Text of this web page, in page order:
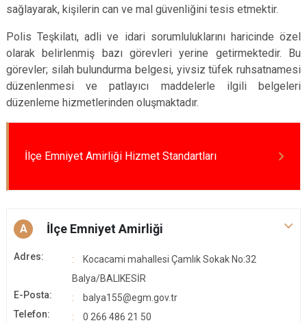
sağlayarak, kişilerin can ve mal güvenliğini tesis etmektir.
Polis Teşkilatı, adli ve idari sorumluluklarını haricinde özel
olarak belirlenmiş bazı görevleri yerine getirmektedir. Bu
görevler; silah bulundurma belgesi, yivsiz tüfek ruhsatnamesi
düzenlenmesi ve patlayıcı maddelerle ilgili belgeleri
düzenleme hizmetlerinden oluşmaktadır.
İlçe Emniyet Amirliği Hizmet Standartları
A İlçe Emniyet Amirliği
Adres:
Kocacami mahallesi Çamlık Sokak No:32
Balya/BALIKESİR
E-Posta:
balya155@egm.gov.tr
Telefon:
0 266 486 21 50